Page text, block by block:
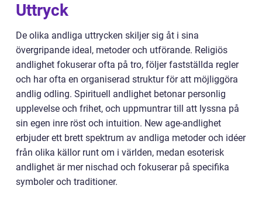
Uttryck
De olika andliga uttrycken skiljer sig åt i sina
övergripande ideal, metoder och utförande. Religiös
andlighet fokuserar ofta på tro, följer fastställda regler
och har ofta en organiserad struktur för att möjliggöra
andlig odling. Spirituell andlighet betonar personlig
upplevelse och frihet, och uppmuntrar till att lyssna på
sin egen inre röst och intuition. New age-andlighet
erbjuder ett brett spektrum av andliga metoder och idéer
från olika källor runt om i världen, medan esoterisk
andlighet är mer nischad och fokuserar på specifika
symboler och traditioner.